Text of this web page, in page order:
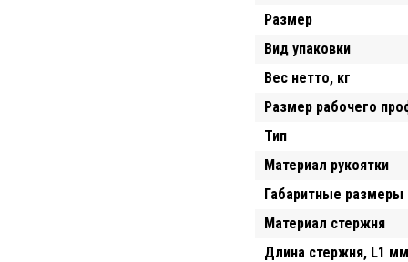
Размер
Вид упаковки
Вес нетто, кг
Размер рабочего
Тип
Материал рукоятки
Габаритные
Материал стержня
Длина стержня, L1 мм